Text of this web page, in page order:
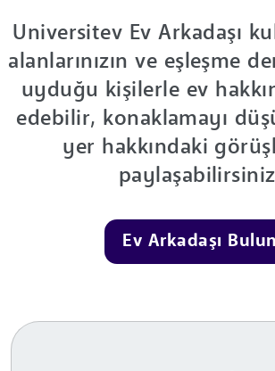
Universitev Ev Arkadaşı
alanlarınızın ve eşleşme
uyduğu kişilerle ev
edebilir, konaklamayı
yer hakkındaki
Ev Arkadaşı Bulun